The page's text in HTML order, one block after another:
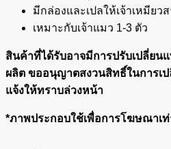
มีกล่องและเปลให้เจ้าเหมีย
เหมาะกับเจ้าแมว 1-3 ตัว
สินค้าที่ได้รับอาจมีการปรับเปลี่ยน
ผลิต ขออนุญาตสงวนสิทธิ์ในการเ
แจ้งให้ทราบล่วงหน้า
*ภาพประกอบใช้เพื่อการโฆษณาเ